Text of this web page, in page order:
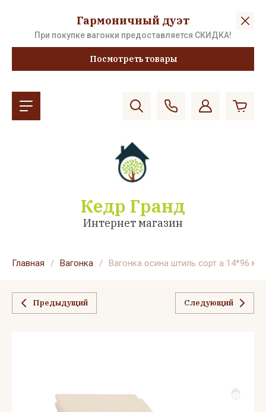
Гармоничный дуэт
При покупке вагонки предоставляется СКИДКА!
Посмотреть товары
Кедр Гранд
Интернет магазин
Главная / Вагонка / Вагонка осина штиль сорт а 14*96
Предыдущий Следующий